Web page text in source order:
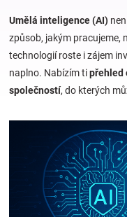
výbava
Hračky
a
Umělá inteligence (AI)
způsob, jakým pracujeme,
technologií roste i zájem
naplno. Nabízím tipřehled
společností, do kterých